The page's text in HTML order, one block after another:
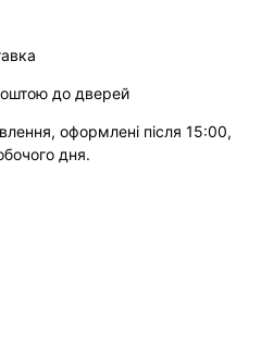
до дверей
оформлені після 15:00,
дня.